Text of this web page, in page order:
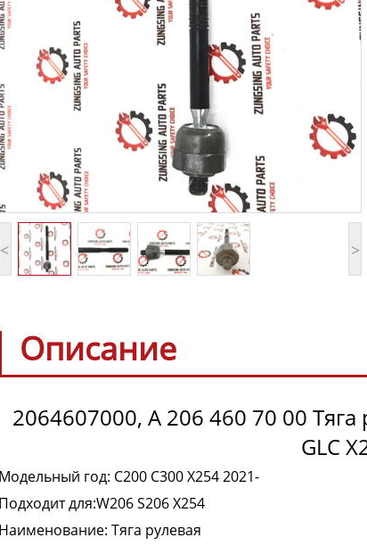
< >
Описание
2064607000, A 206 460 70 00 Тяга
GLC
Модельный год: C200 C300 X254 2021-
Подходит для:W206 S206 X254
Наименование: Тяга рулевая